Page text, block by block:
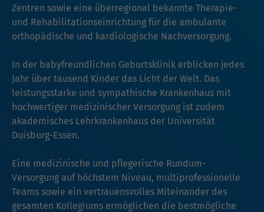
Zentren sowie eine überregional bekannte Therapie-
und Rehabilitationseinrichtung für die ambulante
orthopädische und kardiologische Nachversorgung.
In der babyfreundlichen Geburtsklinik erblicken jedes
Jahr über tausend Kinder das Licht der Welt. Das
leistungsstarke und sympathische Krankenhaus mit
hochwertiger medizinischer Versorgung ist zudem
akademisches Lehrkrankenhaus der Universität
Duisburg-Essen.
Eine medizinische und pflegerische Rundum-
Versorgung auf höchstem Niveau, multiprofessionelle
Teams sowie ein vertrauensvolles Miteinander des
gesamten Kollegiums ermöglichen die bestmögliche